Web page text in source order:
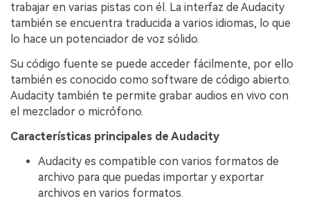
trabajar en varias pistas con él. La interfaz de Audacity
también se encuentra traducida a varios idiomas, lo que
lo hace un potenciador de voz sólido.
Su código fuente se puede acceder fácilmente, por ello
también es conocido como software de código abierto.
Audacity también te permite grabar audios en vivo con
el mezclador o micrófono.
Características principales de Audacity
Audacity es compatible con varios formatos de
archivo para que puedas importar y exportar
archivos en varios formatos.